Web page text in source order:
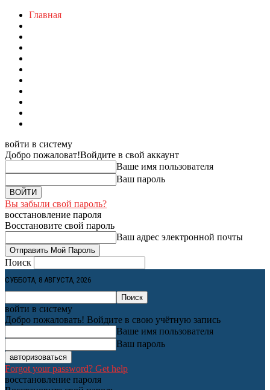
Главная
войти в систему
Добро пожаловат!Войдите в свой аккаунт
Ваше имя пользователя
Ваш пароль
Вы забыли свой пароль?
восстановление пароля
Восстановите свой пароль
Ваш адрес электронной почты
Поиск
СУББОТА, 8 АВГУСТА, 2026
войти в систему
Добро пожаловать! Войдите в свою учётную запись
Ваше имя пользователя
Ваш пароль
Forgot your password? Get help
восстановление пароля